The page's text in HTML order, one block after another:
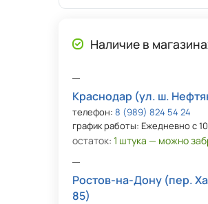
Наличие в
Краснодар (ул. ш.
телефон:8 (989) 824 54 24
график работы: Ежедневно с
остаток:1 штука — можно
Ростов-на-Дону (пер.
85)